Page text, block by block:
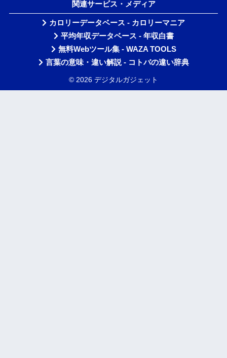
関連サービス・メディア
カロリーデータベース - カロリーマニア
平均年収データベース - 年収白書
無料Webツール集 - WAZA TOOLS
言葉の意味・違い解説 - コトバの違い辞典
© 2026 デジタルガジェット